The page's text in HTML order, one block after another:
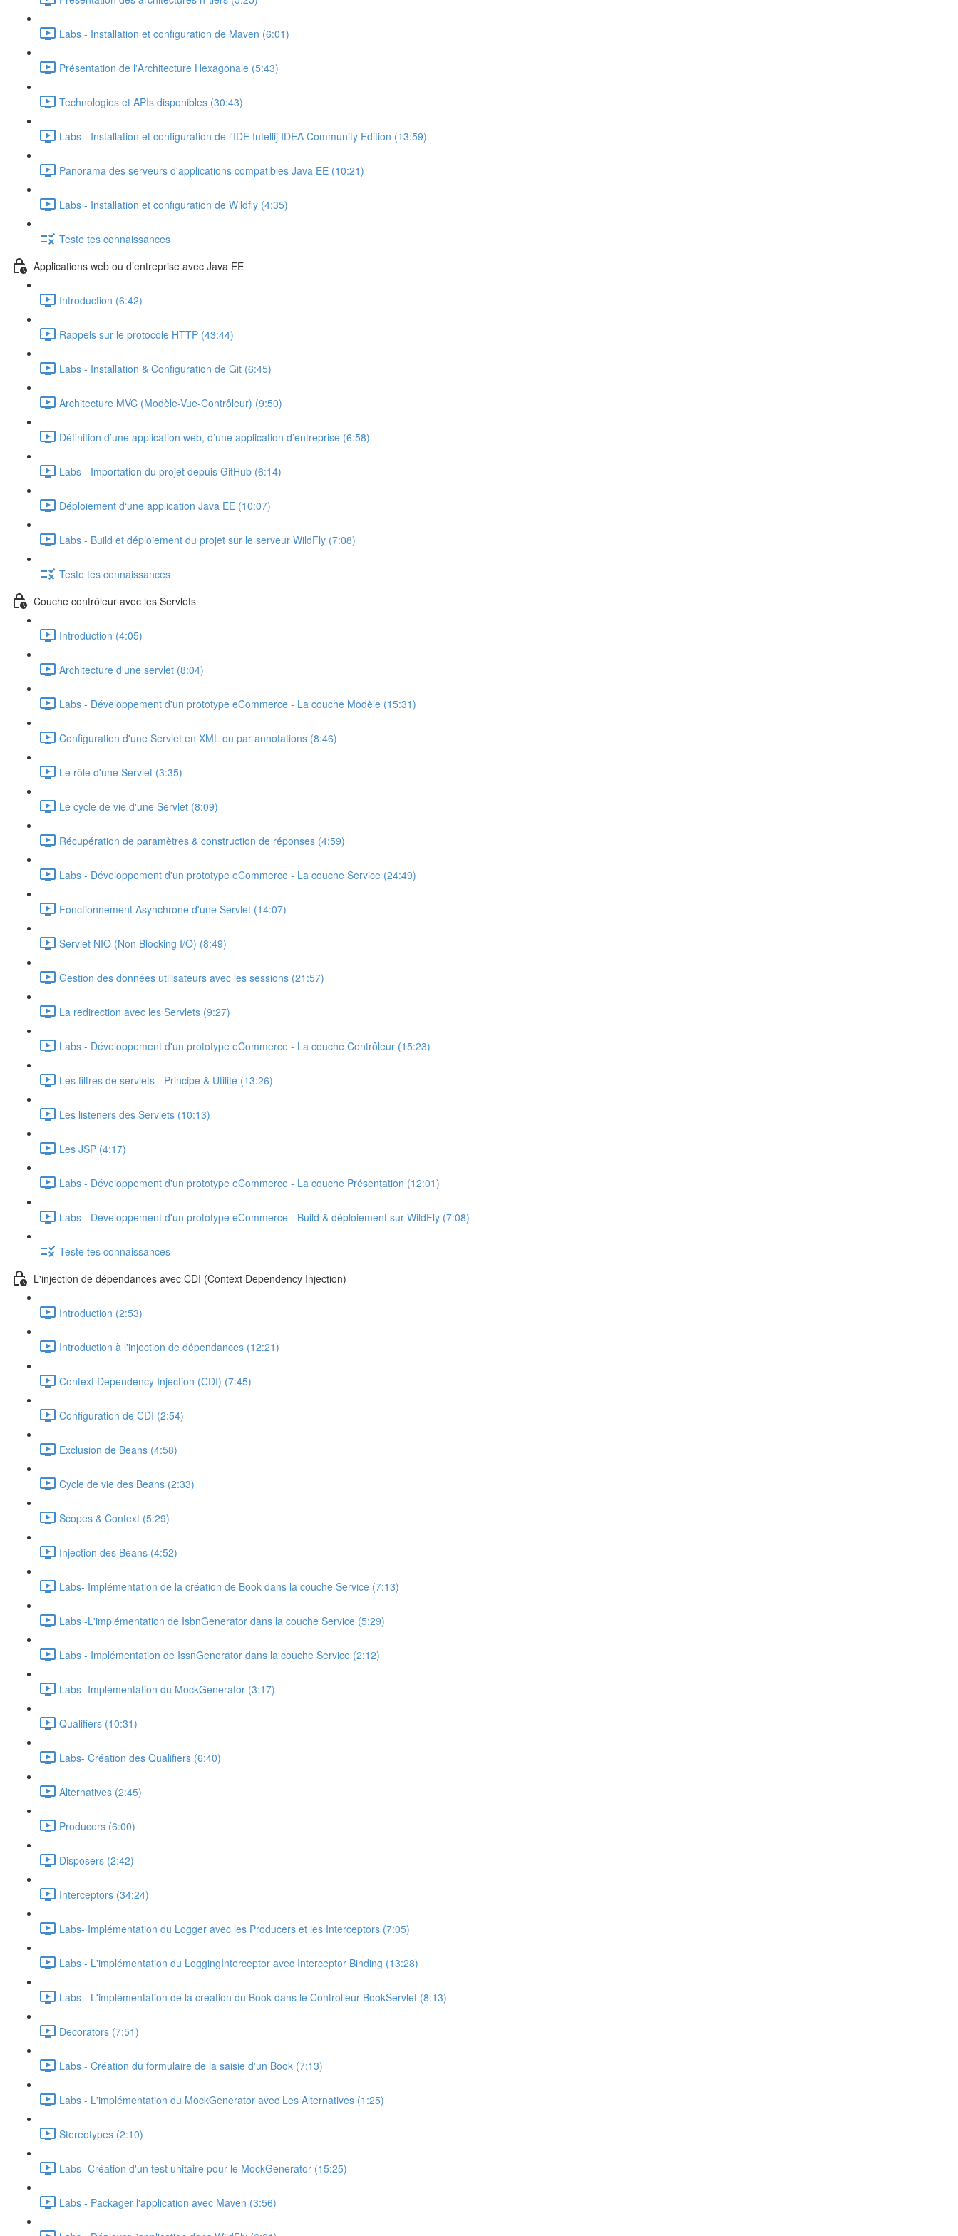
Labs - Installation et configuration de Maven (6:01)
Présentation de l'Architecture Hexagonale (5:43)
Technologies et APIs disponibles (30:43)
Labs - Installation et configuration de l'IDE Intellij IDEA Community Edition (13:59)
Panorama des serveurs d'applications compatibles Java EE (10:21)
Labs - Installation et configuration de Wildfly (4:35)
Teste tes connaissances
Applications web ou d’entreprise avec Java EE
Introduction (6:42)
Rappels sur le protocole HTTP (43:44)
Labs - Installation & Configuration de Git (6:45)
Architecture MVC (Modèle-Vue-Contrôleur) (9:50)
Définition d’une application web, d’une application d’entreprise (6:58)
Labs - Importation du projet depuis GitHub (6:14)
Déploiement d‘une application Java EE (10:07)
Labs - Build et déploiement du projet sur le serveur WildFly (7:08)
Teste tes connaissances
Couche contrôleur avec les Servlets
Introduction (4:05)
Architecture d'une servlet (8:04)
Labs - Développement d'un prototype eCommerce - La couche Modèle (15:31)
Configuration d'une Servlet en XML ou par annotations (8:46)
Le rôle d'une Servlet (3:35)
Le cycle de vie d'une Servlet (8:09)
Récupération de paramètres & construction de réponses (4:59)
Labs - Développement d'un prototype eCommerce - La couche Service (24:49)
Fonctionnement Asynchrone d'une Servlet (14:07)
Servlet NIO (Non Blocking I/O) (8:49)
Gestion des données utilisateurs avec les sessions (21:57)
La redirection avec les Servlets (9:27)
Labs - Développement d'un prototype eCommerce - La couche Contrôleur (15:23)
Les filtres de servlets - Principe & Utilité (13:26)
Les listeners des Servlets (10:13)
Les JSP (4:17)
Labs - Développement d'un prototype eCommerce - La couche Présentation (12:01)
Labs - Développement d'un prototype eCommerce - Build & déploiement sur WildFly (7:08)
Teste tes connaissances
L'injection de dépendances avec CDI (Context Dependency Injection)
Introduction (2:53)
Introduction à l'injection de dépendances (12:21)
Context Dependency Injection (CDI) (7:45)
Configuration de CDI (2:54)
Exclusion de Beans (4:58)
Cycle de vie des Beans (2:33)
Scopes & Context (5:29)
Injection des Beans (4:52)
Labs- Implémentation de la création de Book dans la couche Service (7:13)
Labs -L'implémentation de IsbnGenerator dans la couche Service (5:29)
Labs - Implémentation de IssnGenerator dans la couche Service (2:12)
Labs- Implémentation du MockGenerator (3:17)
Qualifiers (10:31)
Labs- Création des Qualifiers (6:40)
Alternatives (2:45)
Producers (6:00)
Disposers (2:42)
Interceptors (34:24)
Labs- Implémentation du Logger avec les Producers et les Interceptors (7:05)
Labs - L'implémentation du LoggingInterceptor avec Interceptor Binding (13:28)
Labs - L'implémentation de la création du Book dans le Controlleur BookServlet (8:13)
Decorators (7:51)
Labs - Création du formulaire de la saisie d'un Book (7:13)
Labs - L'implémentation du MockGenerator avec Les Alternatives (1:25)
Stereotypes (2:10)
Labs- Création d'un test unitaire pour le MockGenerator (15:25)
Labs - Packager l'application avec Maven (3:56)